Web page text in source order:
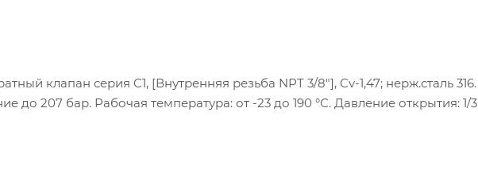
клапан серия C1, [Внутренняя резьба NPT 3/8"], Cv-1,47; нерж.сталь 316.
до 207 бар. Рабочая температура: от -23 до 190 °С. Давление открытия: 1/3